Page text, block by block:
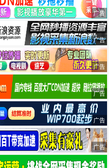
广告
广告
广告
广告
广告
广告